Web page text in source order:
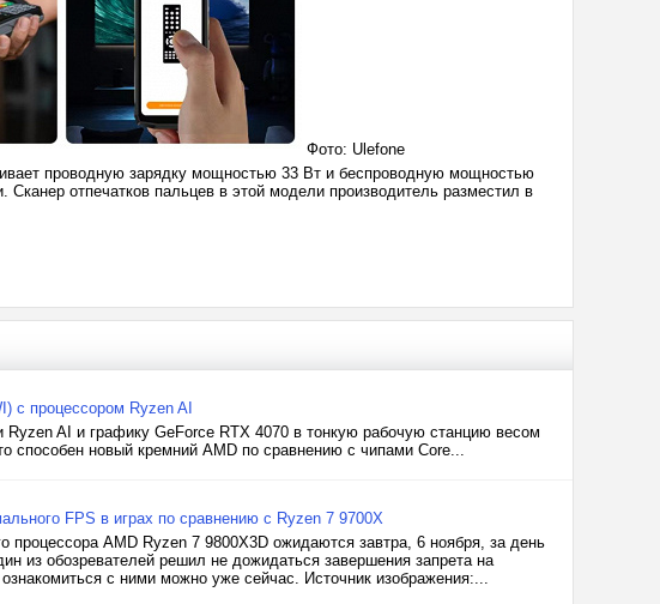
Фото: Ulefone
проводную зарядку мощностью 33 Вт и беспроводную мощностью
отпечатков пальцев в этой модели производитель разместил в
с процессором Ryzen AI
AI и графику GeForce RTX 4070 в тонкую рабочую станцию весом
способен новый кремний AMD по сравнению с чипами Core...
FPS в играх по сравнению с Ryzen 7 9700X
процессора AMD Ryzen 7 9800X3D ожидаются завтра, 6 ноября, за день
из обозревателей решил не дожидаться завершения запрета на
с ними можно уже сейчас. Источник изображения:...